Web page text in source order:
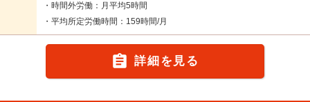
・時間外労働：月平均5時間
・平均所定労働時間：159時間/月
 詳細を見る